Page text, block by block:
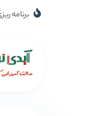
برنامه